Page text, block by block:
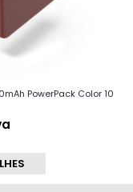
PowerPack Color 10